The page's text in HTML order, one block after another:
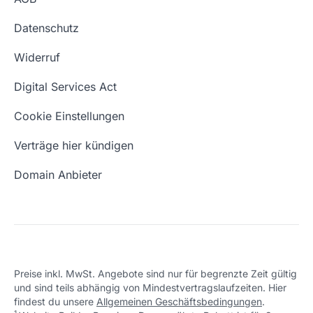
Impressum
Blog
Webhosting-Lexikon
Whois Domain
Was ist eine Domain?
Domain Umzug
Wie ist meine IP?
Email Adresse erstellen
Datenschutz
Widerruf
Digital Services Act
Cookie Einstellungen
Verträge hier kündigen
Domain Anbieter
Preise inkl. MwSt. Angebote sind nur für begrenzte Zeit gültig
und sind teils abhängig von Mindestvertragslaufzeiten. Hier
findest du unsere Allgemeinen Geschäftsbedingungen.